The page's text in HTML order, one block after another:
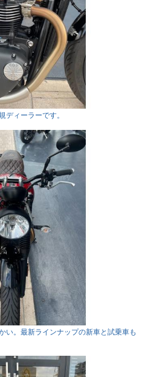
ディーラーです。
い。最新ラインナップの新車と試乗車も